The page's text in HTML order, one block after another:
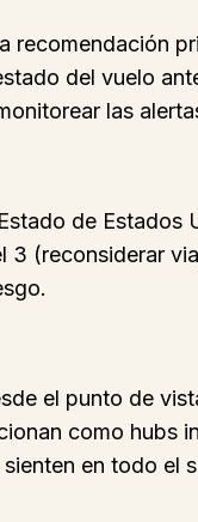
recomendación
del vuelo
las
de
(reconsiderar
el punto de
como hubs
en todo el